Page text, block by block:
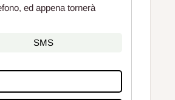
ed appena tornerà
SMS